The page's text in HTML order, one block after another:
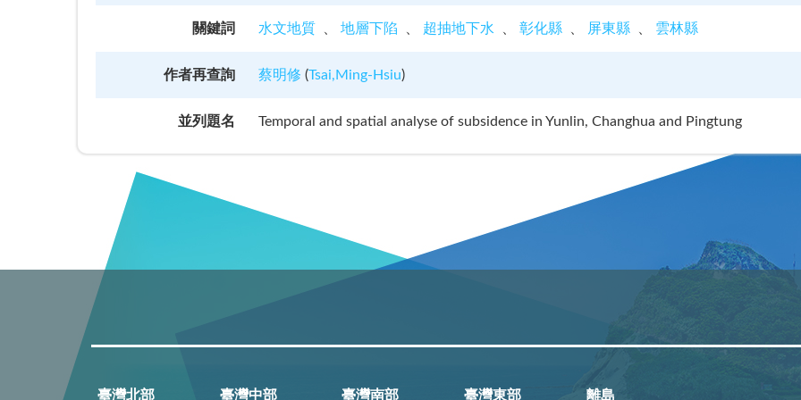
關鍵詞 水文地質 地層下陷 超抽地下水 彰化縣 屏東縣 雲林縣
作者再查詢 蔡明修 (Tsai,Ming-Hsiu)
並列題名 Temporal and spatial analyse of subsidence in Yunlin, Changhua and Pingtung
臺灣北部 臺灣中部 臺灣南部 臺灣東部 離島